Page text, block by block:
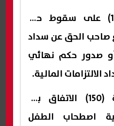
ونصت المادة (149) على سقوط حق
صاحب الحق عن سداد
صدور حكم نهائي
المالية.
كما أجازت المادة (150) الاتفاق بين
اصطحاب الطفل